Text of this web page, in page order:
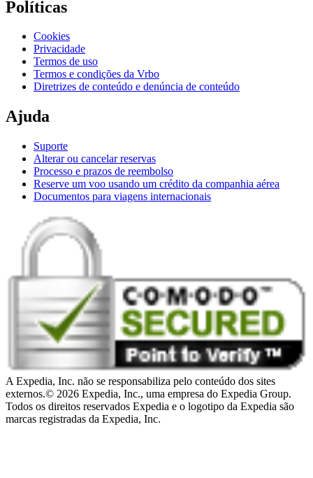
Políticas
Cookies
Privacidade
Termos de uso
Termos e condições da Vrbo
Diretrizes de conteúdo e denúncia de conteúdo
Ajuda
Suporte
Alterar ou cancelar reservas
Processo e prazos de reembolso
Reserve um voo usando um crédito da companhia aérea
Documentos para viagens internacionais
A Expedia, Inc. não se responsabiliza pelo conteúdo dos sites
externos.© 2026 Expedia, Inc., uma empresa do Expedia Group.
Todos os direitos reservados Expedia e o logotipo da Expedia são
marcas registradas da Expedia, Inc.